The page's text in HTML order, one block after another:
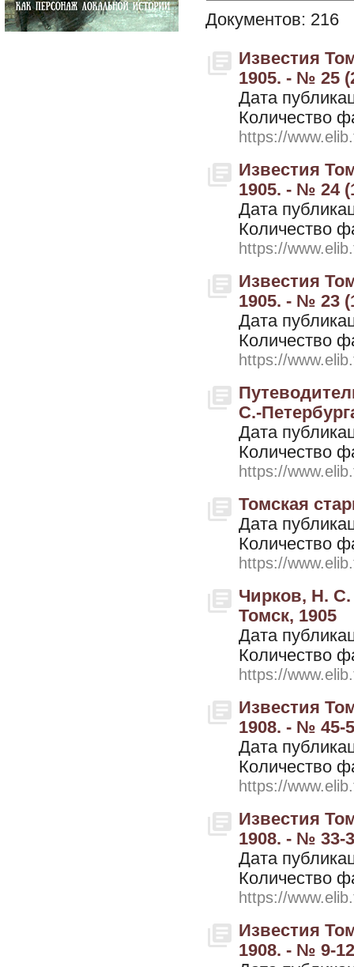
Документов: 216
Известия
1905. - № 25
Дата
Количество
https://
Известия
1905. - № 24
Дата
Количество
https://
Известия
1905. - № 23
Дата
Количество
https://
С.-
Дата
Количество
https://
Томская
Дата
Количество
https://
Чирков, Н. С.
Томск, 1905
Дата
Количество
https://
Известия
1908. - № 45-
Дата
Количество
https://
Известия
1908. - № 33-
Дата
Количество
https://
Известия
1908. - № 9-